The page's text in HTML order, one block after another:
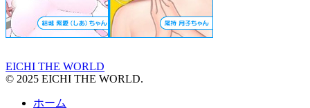
EICHI THE WORLD
© 2025 EICHI THE WORLD.
ホーム